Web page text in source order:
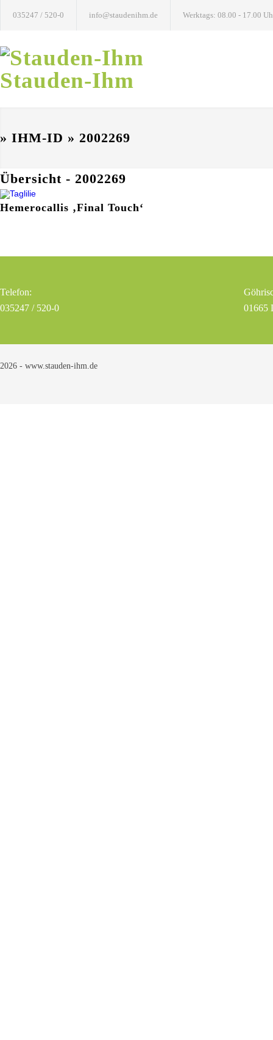
035247 / 520-0 info@staudenihm.de Werktags: 08.00 - 17.00
Stauden-Ihm
» IHM-ID » 2002269
Übersicht - 2002269
Hemerocallis ‚Final Touch‘
Telefon:
035247 / 520-0
01665
2026 - www.stauden-ihm.de